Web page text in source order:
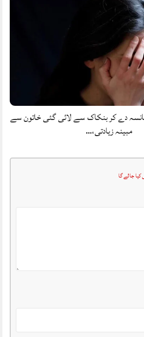
دے کر بنکاک سے لائی گئی خاتون سے
مبینہ زیادتی،…
جائے گا